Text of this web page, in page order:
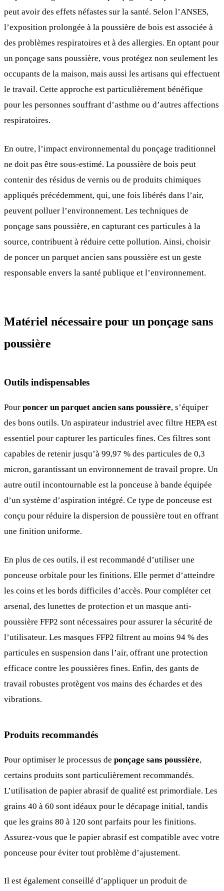
peut avoir des effets néfastes sur la santé. Selon l’ANSES,
l’exposition prolongée à la poussière de bois est associée à
des problèmes respiratoires et à des allergies. En optant pour
un ponçage sans poussière, vous protégez non seulement les
occupants de la maison, mais aussi les artisans qui effectuent
le travail. Cette approche est particulièrement bénéfique
pour les personnes souffrant d’asthme ou d’autres affections
respiratoires.
En outre, l’impact environnemental du ponçage traditionnel
ne doit pas être sous-estimé. La poussière de bois peut
contenir des résidus de vernis ou de produits chimiques
appliqués précédemment, qui, une fois libérés dans l’air,
peuvent polluer l’environnement. Les techniques de
ponçage sans poussière, en capturant ces particules à la
source, contribuent à réduire cette pollution. Ainsi, choisir
de poncer un parquet ancien sans poussière est un geste
responsable envers la santé publique et l’environnement.
Matériel nécessaire pour un ponçage sans
poussière
Outils indispensables
Pour poncer un parquet ancien sans poussière, s’équiper
des bons outils. Un aspirateur industriel avec filtre HEPA est
essentiel pour capturer les particules fines. Ces filtres sont
capables de retenir jusqu’à 99,97 % des particules de 0,3
micron, garantissant un environnement de travail propre. Un
autre outil incontournable est la ponceuse à bande équipée
d’un système d’aspiration intégré. Ce type de ponceuse est
conçu pour réduire la dispersion de poussière tout en offrant
une finition uniforme.
En plus de ces outils, il est recommandé d’utiliser une
ponceuse orbitale pour les finitions. Elle permet d’atteindre
les coins et les bords difficiles d’accès. Pour compléter cet
arsenal, des lunettes de protection et un masque anti-
poussière FFP2 sont nécessaires pour assurer la sécurité de
l’utilisateur. Les masques FFP2 filtrent au moins 94 % des
particules en suspension dans l’air, offrant une protection
efficace contre les poussières fines. Enfin, des gants de
travail robustes protègent vos mains des échardes et des
vibrations.
Produits recommandés
Pour optimiser le processus de ponçage sans poussière,
certains produits sont particulièrement recommandés.
L’utilisation de papier abrasif de qualité est primordiale. Les
grains 40 à 60 sont idéaux pour le décapage initial, tandis
que les grains 80 à 120 sont parfaits pour les finitions.
Assurez-vous que le papier abrasif est compatible avec votre
ponceuse pour éviter tout problème d’ajustement.
Il est également conseillé d’appliquer un produit de